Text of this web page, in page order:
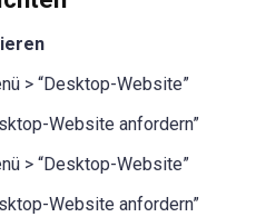
> “Desktop-Website”
Website anfordern”
> “Desktop-Website”
Website anfordern”